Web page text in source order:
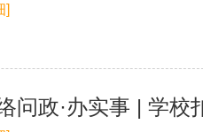
]
问政·办实事 | 学